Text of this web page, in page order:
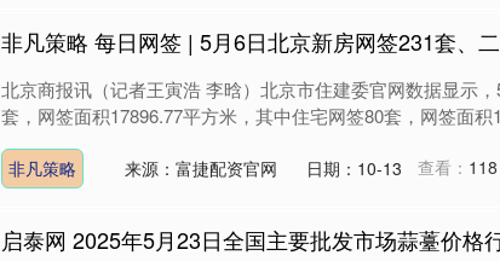
非凡策略 每日网签 | 5月6日北京新房网签231套、
北京商报讯（记者王寅浩 李晗）北京市住建委官网数据显示
套，网签面积17896.77平方米，其中住宅网签80套，网签面积
非凡策略 来源：富捷配资官网 日期：10-13 查看： 118
启泰网 2025年5月23日全国主要批发市场蒜薹价格